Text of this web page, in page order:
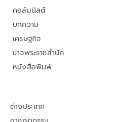
คอลัมนิสต์
บทความ
เศรษฐกิจ
ข่าวพระราชสำนัก
หนังสือพิมพ์
ต่างประเทศ